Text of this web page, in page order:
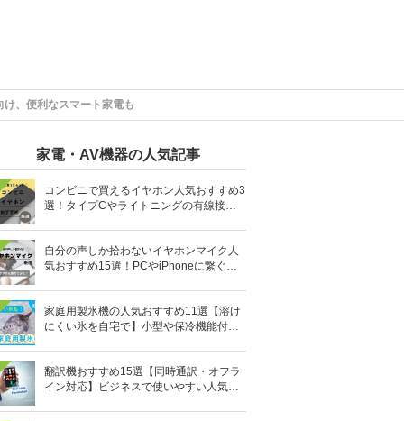
、便利なスマート家電も
家電・AV機器の人気記事
コンビニで買えるイヤホン人気おすすめ3
選！タイプCやライトニングの有線接続
自分の声しか拾わないイヤホンマイク人
気おすすめ15選！PCやiPhoneに繋ぐ有
家庭用製氷機の人気おすすめ11選【溶け
にくい氷を自宅で】小型や保冷機能付き
翻訳機おすすめ15選【同時通訳・オフラ
イン対応】ビジネスで使いやすい人気の